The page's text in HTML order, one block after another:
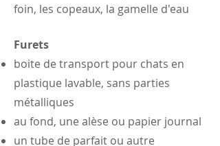
foin, les copeaux, la gamelle d'eau
Furets
boite de transport pour chats en
plastique lavable, sans parties
métalliques
au fond, une alèse ou papier journal
un tube de parfait ou autre